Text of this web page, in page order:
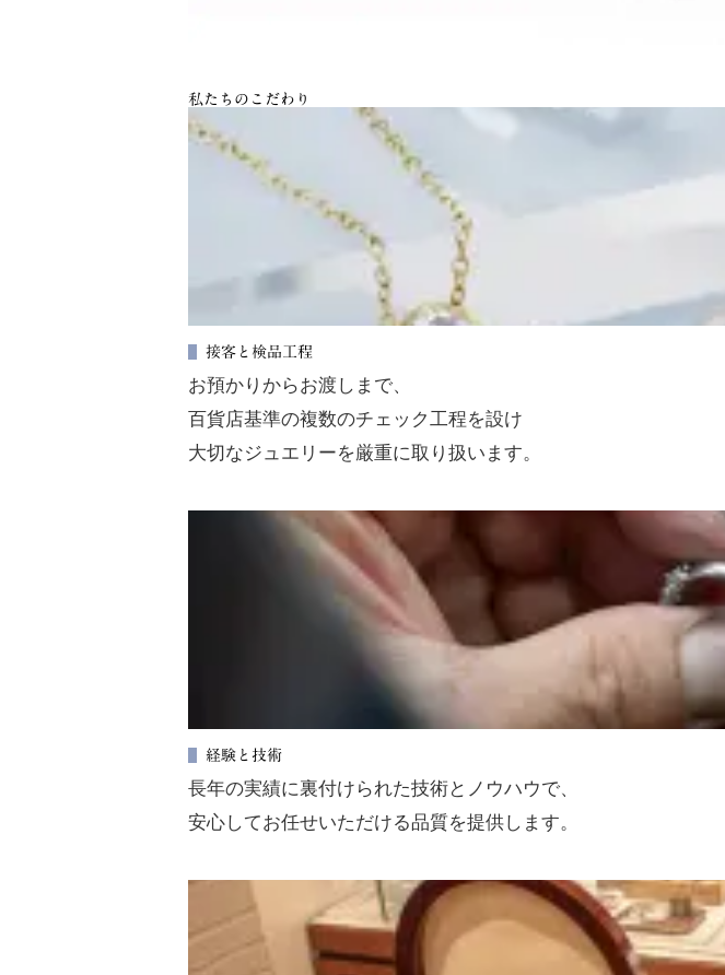
私たちのこだわり
接客と検品工程
お預かりからお渡しまで、
百貨店基準の複数のチェック工程を設け
大切なジュエリーを厳重に取り扱います。
経験と技術
長年の実績に裏付けられた技術とノウハウで、
安心してお任せいただける品質を提供します。